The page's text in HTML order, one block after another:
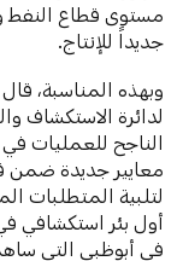
مستوى قطاع النفط
جديداً للإنتاج.
وبهذه المناسبة،
لدائرة الاستكشاف
الناجح للعمليات
معايير جديدة ضمن
لتلبية المتطلبات
أول بئر استكشافي
في أبوظبي التي